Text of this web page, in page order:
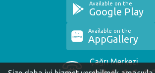
Çağrı Merkezi
Available on the
Google Play
Available on the
AppGallery